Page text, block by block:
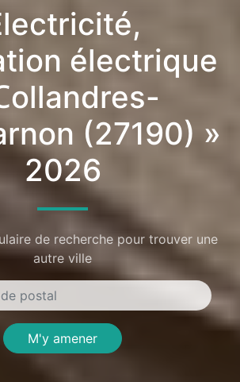
électrique
(27190) »
2026
de recherche pour trouver une
autre ville
M'y amener